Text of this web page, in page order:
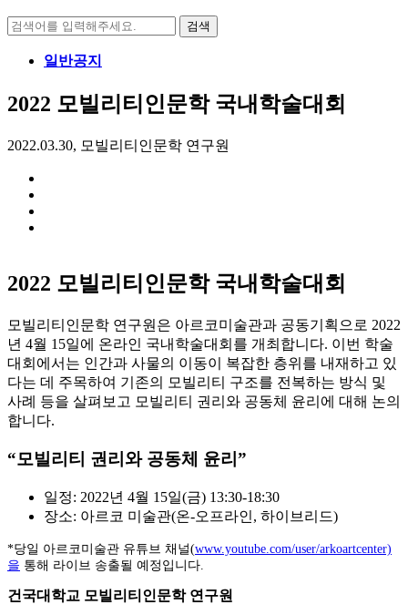
검
일반공지
2022 모빌리티인문학 국내학술대회
2022.03.30, 모빌리티인문학 연구원
2022 모빌리티인문학 국내학술대회
모빌리티인문학 연구원은 아르코미술관과 공동기획으로 2022
년 4월 15일에 온라인 국내학술대회를 개최합니다. 이번 학술
대회에서는 인간과 사물의 이동이 복잡한 층위를 내재하고 있
다는 데 주목하여 기존의 모빌리티 구조를 전복하는 방식 및
사례 등을 살펴보고 모빌리티 권리와 공동체 윤리에 대해 논의
합니다.
“모빌리티 권리와 공동체 윤리”
일정: 2022년 4월 15일(금) 13:30-18:30
장소: 아르코 미술관(온-오프라인, 하이브리드)
*당일 아르코미술관 유튜브 채널(www.youtube.com/user/arkoartcenter)
을 통해 라이브 송출될 예정입니다.
건국대학교 모빌리티인문학 연구원